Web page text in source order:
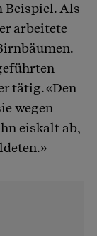
Beispiel. Als
arbeitete
tätig. «Den
wegen
eiskalt ab,